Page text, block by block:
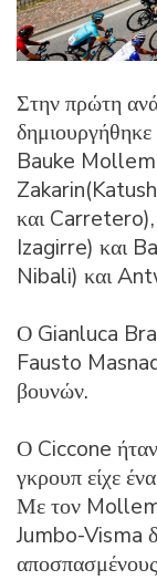
Στην πρώτη
Bauke
και
Izagirre) και
Nibali) και
Ο Gianluca
Fausto
βουνών.
Ο Ciccone
γκρουπ είχε
Με τον
Jumbo-Visma